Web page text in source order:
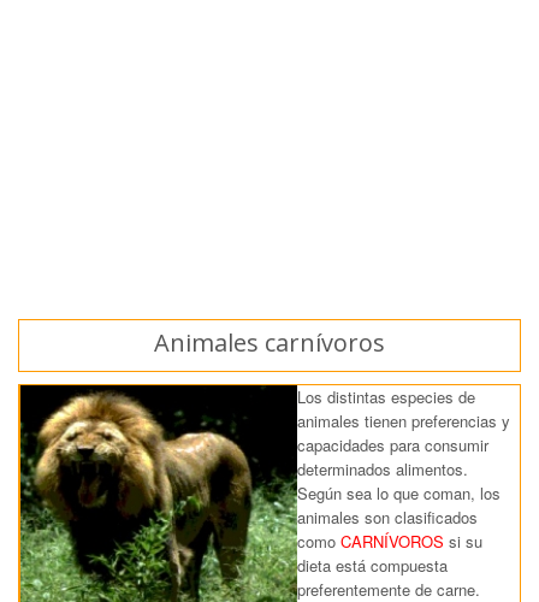
Animales carnívoros
Los distintas especies de
animales tienen preferencias y
capacidades para consumir
determinados alimentos.
Según sea lo que coman, los
animales son clasificados
como CARNÍVOROS si su
dieta está compuesta
preferentemente de carne.